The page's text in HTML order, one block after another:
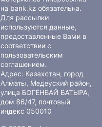
на bank.kz обязательна.
Для рассылки
используются данные,
предоставленные Вами в
соответствии с
пользовательским
соглашением.
Адрес: Казахстан, город
Алматы, Медеуский район,
улица БОГЕНБАЙ БАТЫРА,
дом 86/47, почтовый
индекс 050010